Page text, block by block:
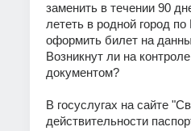
заменить в течении 90
лететь в родной город
оформить билет на
Возникнут ли на
документом?
В госуслугах на сайте
действительности